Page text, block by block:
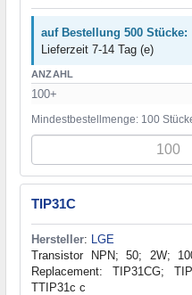
auf Bestellung 500 Stücke:
Lieferzeit 7-14 Tag (e)
ANZAHL
100+
Mindestbestellmenge: 100
TIP31C
Hersteller:
LGE
Transistor NPN; 50; 2W;
Replacement: TIP31CG;
TTIP31c c